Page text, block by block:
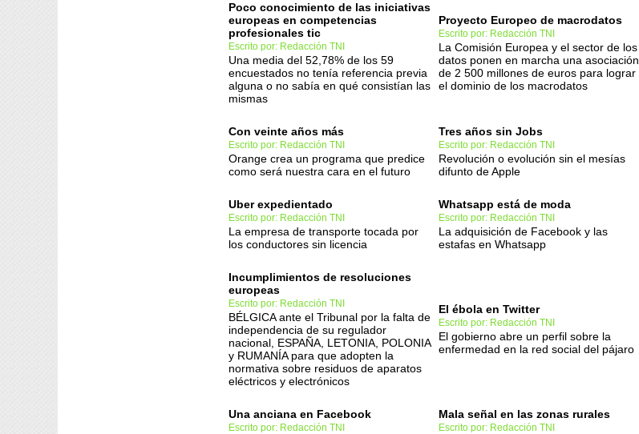
Poco conocimiento de las iniciativas
europeas en competencias
profesionales tic
Escrito por: Redacción TNI
Una media del 52,78% de los 59
encuestados no tenía referencia previa
alguna o no sabía en qué consistían las
mismas
Proyecto Europeo de macrodatos
Escrito por: Redacción TNI
La Comisión Europea y el sector de los
datos ponen en marcha una asociación
de 2 500 millones de euros para lograr
el dominio de los macrodatos
Con veinte años más
Escrito por: Redacción TNI
Orange crea un programa que predice
como será nuestra cara en el futuro
Tres años sin Jobs
Escrito por: Redacción TNI
Revolución o evolución sin el mesías
difunto de Apple
Uber expedientado
Escrito por: Redacción TNI
La empresa de transporte tocada por
los conductores sin licencia
Whatsapp está de moda
Escrito por: Redacción TNI
La adquisición de Facebook y las
estafas en Whatsapp
Incumplimientos de resoluciones
europeas
Escrito por: Redacción TNI
BÉLGICA ante el Tribunal por la falta de
independencia de su regulador
nacional, ESPAÑA, LETONIA, POLONIA
y RUMANÍA para que adopten la
normativa sobre residuos de aparatos
eléctricos y electrónicos
El ébola en Twitter
Escrito por: Redacción TNI
El gobierno abre un perfil sobre la
enfermedad en la red social del pájaro
Una anciana en Facebook
Escrito por: Redacción TNI
Mala señal en las zonas rurales
Escrito por: Redacción TNI